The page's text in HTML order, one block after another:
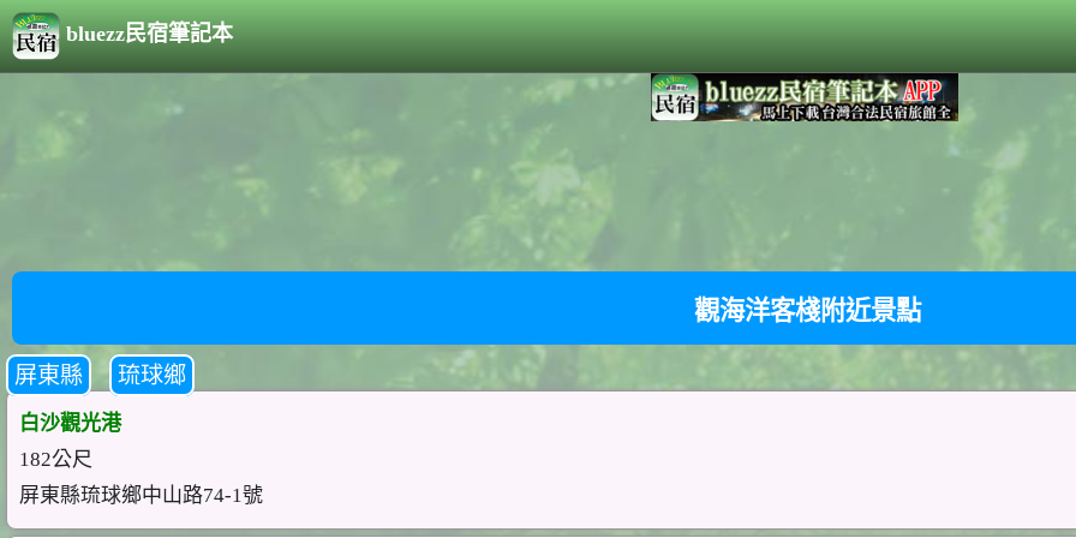
bluezz民宿筆記本
觀海洋客棧附近景點
屏東縣 琉球鄉
白沙觀光港
182公尺
屏東縣琉球鄉中山路74-1號